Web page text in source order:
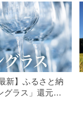
新】ふるさと納
グラス」還元率